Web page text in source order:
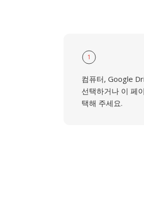
1
컴퓨터, Google
선택하거나 이 페
택해 주세요.